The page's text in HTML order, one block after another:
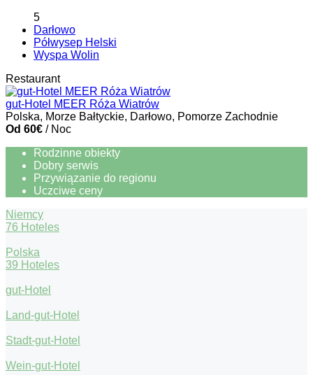
5
Darłowo
Półwysep Helski
Wyspa Wolin
Restaurant
gut-Hotel MEER Róża Wiatrów
Polska, Morze Bałtyckie, Darłowo, Pomorze Zachodnie
Od 60€ / Noc
Rodzinne obiekty
Dobry serwis
Przywiązanie do regionu
Uczciwe ceny
Niemcy
76 Hoteles
Polska
39 Hoteles
gut-Hotel
Land-gut-Hotel
Stadt-gut-Hotel
Wein-gut-Hotel